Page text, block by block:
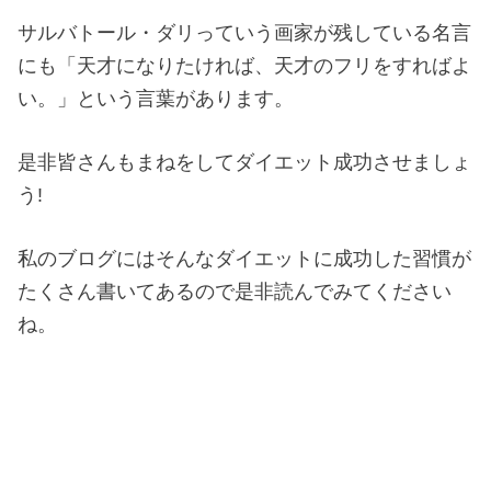
サルバトール・ダリっていう画家が残している名言
にも「天才になりたければ、天才のフリをすればよ
い。」という言葉があります。
是非皆さんもまねをしてダイエット成功させましょ
う!
私のブログにはそんなダイエットに成功した習慣が
たくさん書いてあるので是非読んでみてください
ね。